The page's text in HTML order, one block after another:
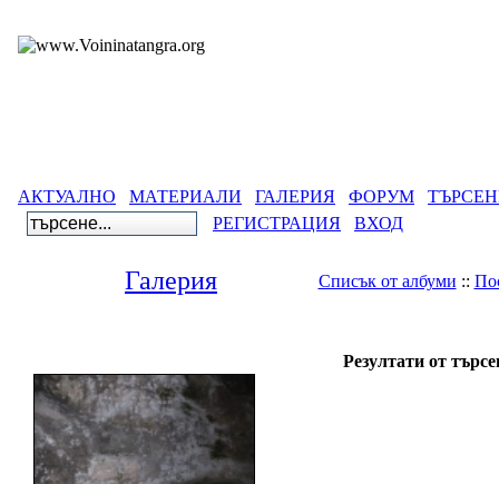
АКТУАЛНО МАТЕРИАЛИ ГАЛЕРИЯ ФОРУМ
РЕГИСТРАЦИЯ
ВХОД
Галерия Списък от албуми ::
Резултати от